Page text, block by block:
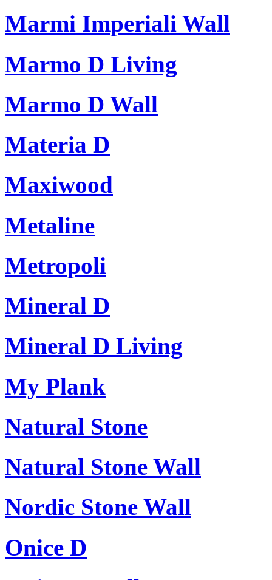
Marmi Imperiali Wall
Marmo D Living
Marmo D Wall
Materia D
Maxiwood
Metaline
Metropoli
Mineral D
Mineral D Living
My Plank
Natural Stone
Natural Stone Wall
Nordic Stone Wall
Onice D